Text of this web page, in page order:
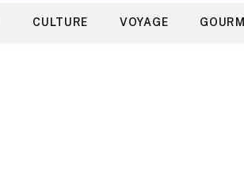
CULTURE VOYAGE